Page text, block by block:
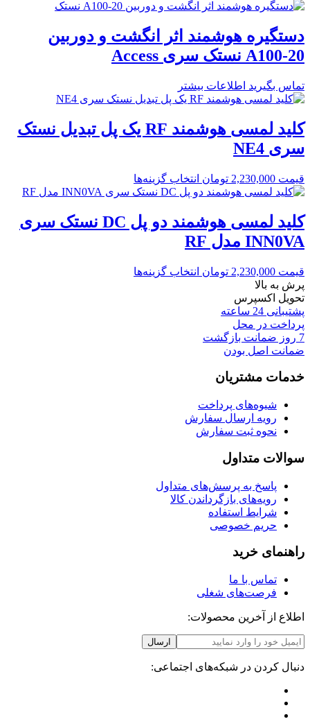
دستگیره هوشمند اثر انگشت و دوربین
A100-20 نستک سری Access
تماس بگیرید اطلاعات بیشتر
کلید لمسی هوشمند RF یک پل تبدیل نستک
سری NE4
قیمت 2,230,000 تومان انتخاب گزینه‌ها
کلید لمسی هوشمند دو پل DC نستک سری
INN0VA مدل RF
قیمت 2,230,000 تومان انتخاب گزینه‌ها
پرش به بالا
تحویل اکسپرس
پشتیبانی 24 ساعته
پرداخت در محل
7 روز ضمانت بازگشت
ضمانت اصل بودن
خدمات مشتریان
شیوه‌های پرداخت
رویه ارسال سفارش
نحوه ثبت سفارش
سوالات متداول
پاسخ به پرسش‌های متداول
رویه‌های بازگرداندن کالا
شرایط استفاده
حریم خصوصی
راهنمای خرید
تماس با ما
فرصت‌های شغلی
اطلاع از آخرین محصولات:
ارسال
دنبال کردن در شبکه‌های اجتماعی: